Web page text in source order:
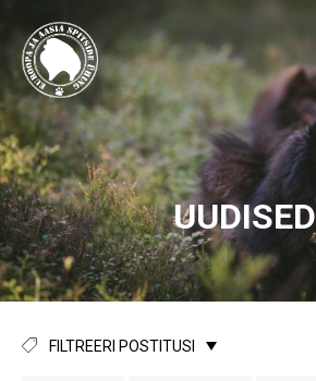
UUDISED
FILTREERI POSTITUSI